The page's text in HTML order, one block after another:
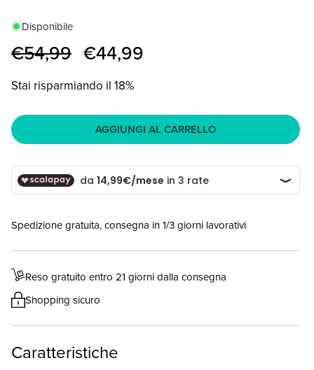
Disponibile
Prezzo
listino
€54,99 Prezzo
scontato
€44,99
Stai risparmiando il 18%
AGGIUNGI AL CARRELLO
Spedizione gratuita, consegna in 1/3 giorni lavorativi
Reso gratuito entro 21 giorni dalla consegna
Shopping sicuro
Caratteristiche